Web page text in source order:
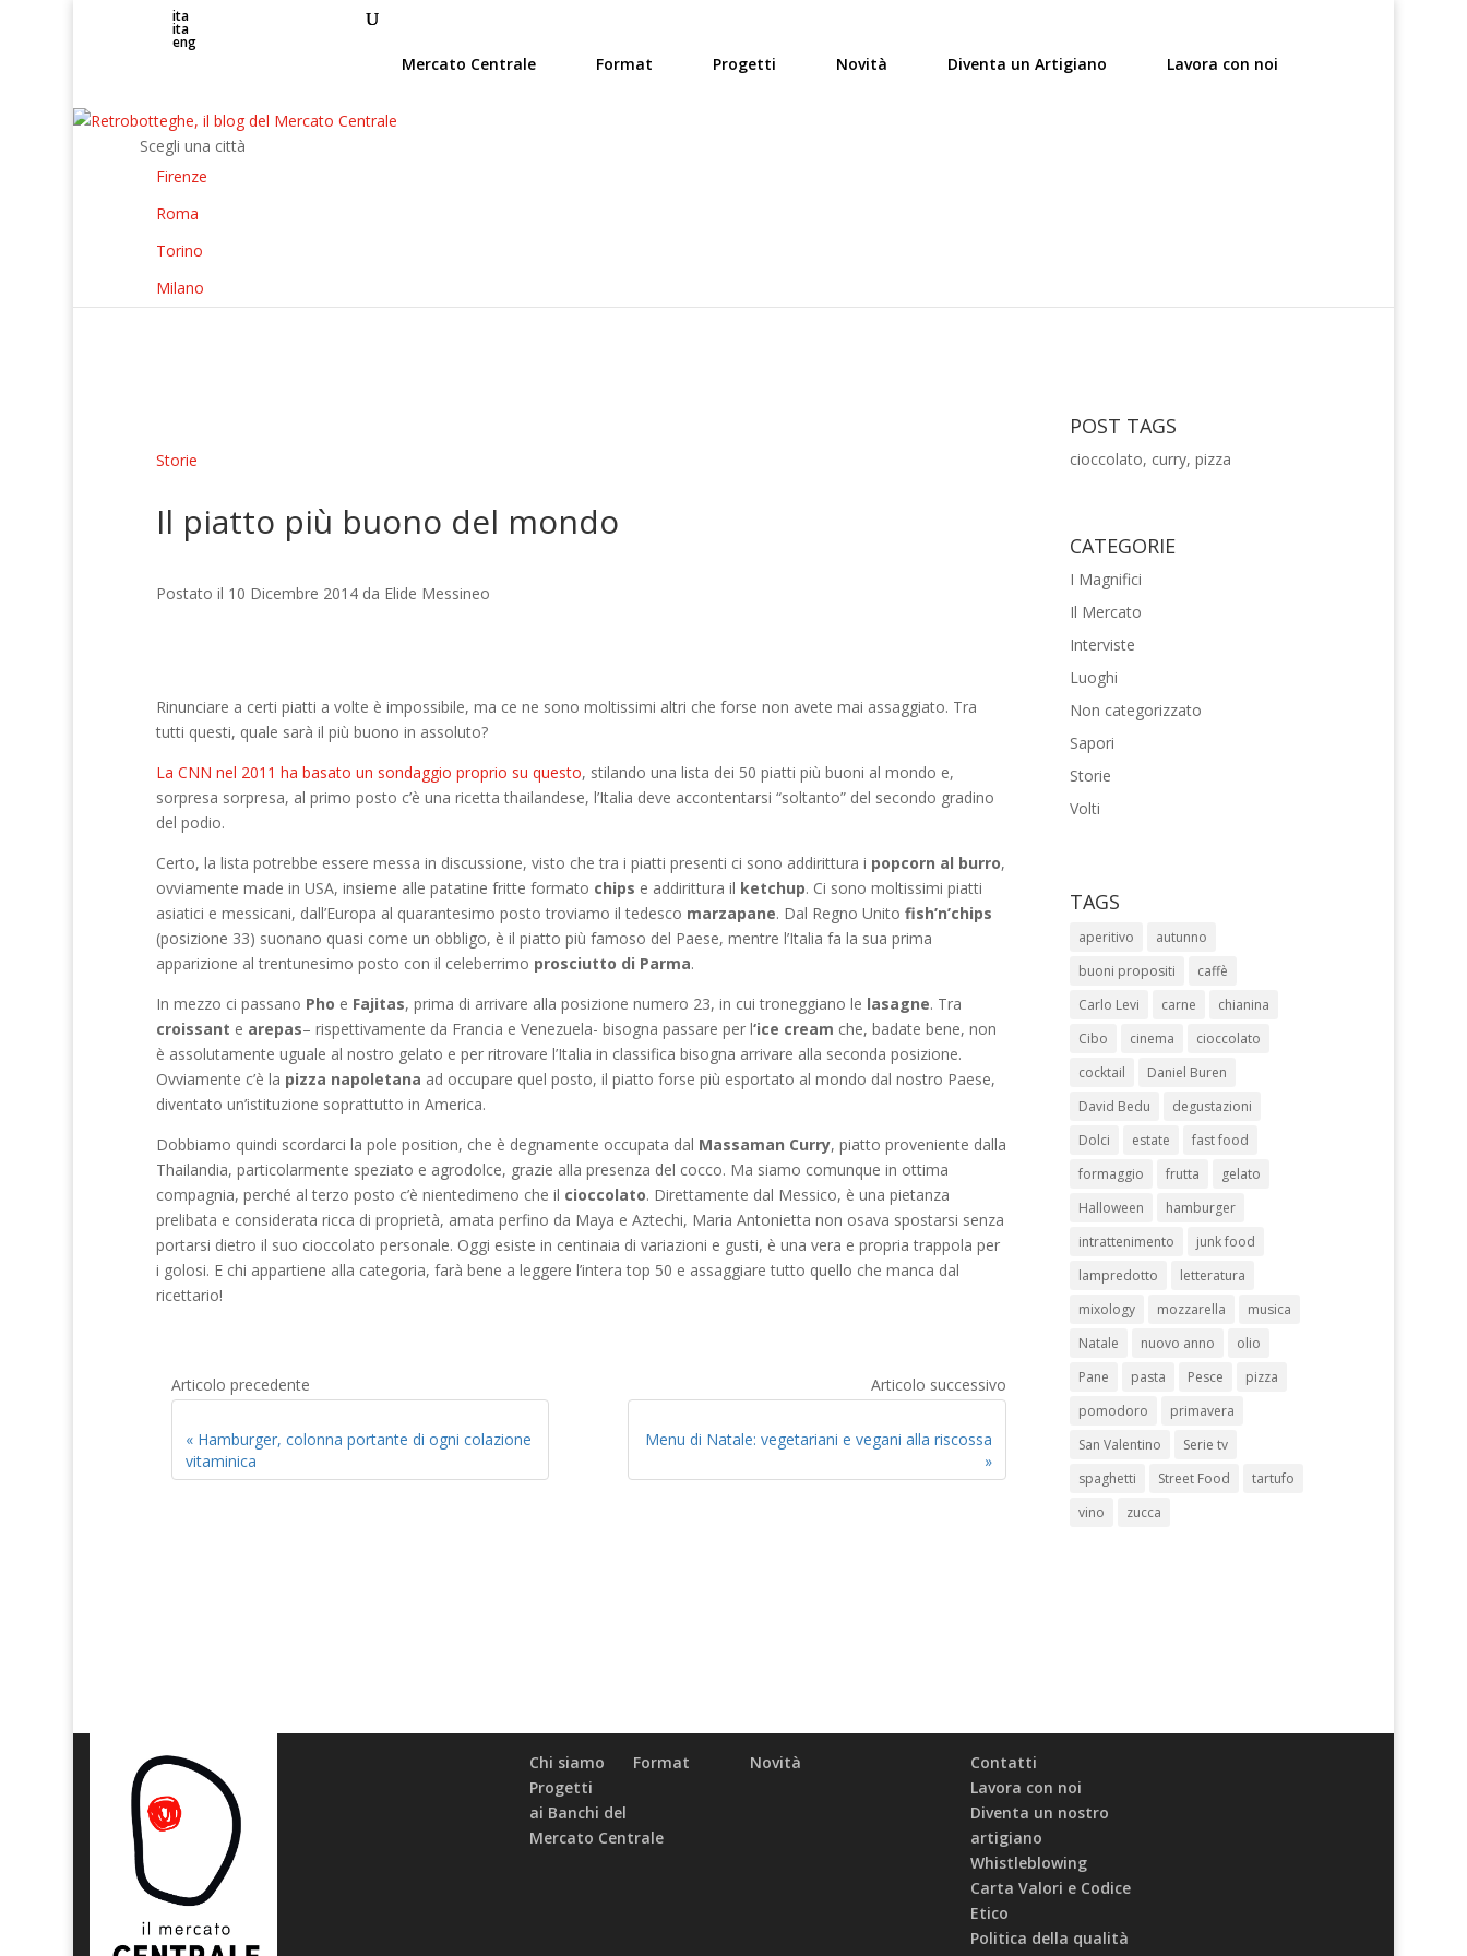
Mercato Centrale Format Progetti Novità Diventa un Artigiano Lavora con noi
ita
ita
eng
Scegli una città
Firenze
Roma
Torino
Milano
Storie
Il piatto più buono del mondo
Postato il 10 Dicembre 2014 da Elide Messineo
Rinunciare a certi piatti a volte è impossibile, ma ce ne sono moltissimi altri che forse non avete mai assaggiato. Tra
tutti questi, quale sarà il più buono in assoluto?
La CNN nel 2011 ha basato un sondaggio proprio su questo, stilando una lista dei 50 piatti più buoni al mondo e,
sorpresa sorpresa, al primo posto c’è una ricetta thailandese, l’Italia deve accontentarsi “soltanto” del secondo gradino
del podio.
Certo, la lista potrebbe essere messa in discussione, visto che tra i piatti presenti ci sono addirittura i popcorn al burro,
ovviamente made in USA, insieme alle patatine fritte formato chips e addirittura il ketchup. Ci sono moltissimi piatti
asiatici e messicani, dall’Europa al quarantesimo posto troviamo il tedesco marzapane. Dal Regno Unito fish’n’chips
(posizione 33) suonano quasi come un obbligo, è il piatto più famoso del Paese, mentre l’Italia fa la sua prima
apparizione al trentunesimo posto con il celeberrimo prosciutto di Parma.
In mezzo ci passano Pho e Fajitas, prima di arrivare alla posizione numero 23, in cui troneggiano le lasagne. Tra
croissant e arepas– rispettivamente da Francia e Venezuela- bisogna passare per l‘ice cream che, badate bene, non
è assolutamente uguale al nostro gelato e per ritrovare l’Italia in classifica bisogna arrivare alla seconda posizione.
Ovviamente c’è la pizza napoletana ad occupare quel posto, il piatto forse più esportato al mondo dal nostro Paese,
diventato un’istituzione soprattutto in America.
Dobbiamo quindi scordarci la pole position, che è degnamente occupata dal Massaman Curry, piatto proveniente dalla
Thailandia, particolarmente speziato e agrodolce, grazie alla presenza del cocco. Ma siamo comunque in ottima
compagnia, perché al terzo posto c’è nientedimeno che il cioccolato. Direttamente dal Messico, è una pietanza
prelibata e considerata ricca di proprietà, amata perfino da Maya e Aztechi, Maria Antonietta non osava spostarsi senza
portarsi dietro il suo cioccolato personale. Oggi esiste in centinaia di variazioni e gusti, è una vera e propria trappola per
i golosi. E chi appartiene alla categoria, farà bene a leggere l’intera top 50 e assaggiare tutto quello che manca dal
ricettario!
Articolo precedente
« Hamburger, colonna portante di ogni colazione
vitaminica
Articolo successivo
Menu di Natale: vegetariani e vegani alla riscossa
»
POST TAGS
cioccolato, curry,pizza
CATEGORIE
I Magnifici
Il Mercato
Interviste
Luoghi
Non categorizzato
Sapori
Storie
Volti
TAGS
aperitivo
autunno
buoni propositi
caffè
Carlo Levi
carne
chianina
Cibo
cinema
cioccolato
cocktail
Daniel Buren
David Bedu
degustazioni
Dolci
estate
fast food
formaggio
frutta
gelato
Halloween
hamburger
intrattenimento
junk food
lampredotto
letteratura
mixology
mozzarella
musica
Natale
nuovo anno
olio
Pane
pasta Pesce
pizza
pomodoro
primavera
San Valentino
Serie tv
spaghetti
Street Food
tartufo
vino
zucca
Chi siamo
Format
Progetti
ai Banchi del
Mercato Centrale
Novità
Contatti
Lavora con noi
Diventa un nostro
artigiano
Whistleblowing
Carta Valori e Codice
Etico
Politica della qualità